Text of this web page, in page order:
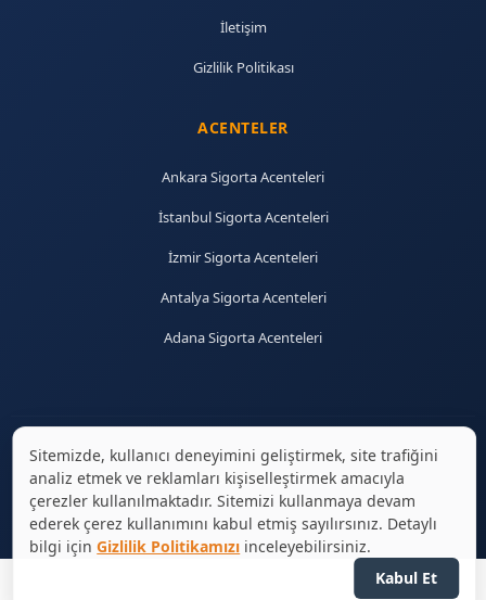
İletişim
Gizlilik Politikası
ACENTELER
Ankara Sigorta Acenteleri
İstanbul Sigorta Acenteleri
İzmir Sigorta Acenteleri
Antalya Sigorta Acenteleri
Adana Sigorta Acenteleri
© 2026 sigortaciplus.com | Tüm hakları saklıdır.
Sitemizde, kullanıcı deneyimini geliştirmek, site trafiğini
analiz etmek ve reklamları kişiselleştirmek amacıyla
çerezler kullanılmaktadır. Sitemizi kullanmaya devam
ederek çerez kullanımını kabul etmiş sayılırsınız. Detaylı
bilgi içinGizlilik Politikamızı inceleyebilirsiniz.
Kabul Et